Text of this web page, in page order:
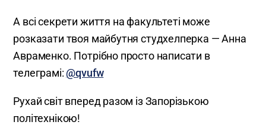
А всі секрети життя на факультеті може
розказати твоя майбутня студхелперка — Анна
Авраменко. Потрібно просто написати в
телеграмі:@qvufw
Рухай світ вперед разом із Запорізькою
політехнікою!